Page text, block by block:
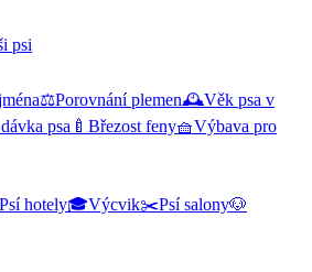
psi
⚖️Porovnání plemen🕰️Věk psa v
psa 🍼 Březost feny🧺Výbava pro
Psí hotely🎓Výcvik✂️Psí salony🐶